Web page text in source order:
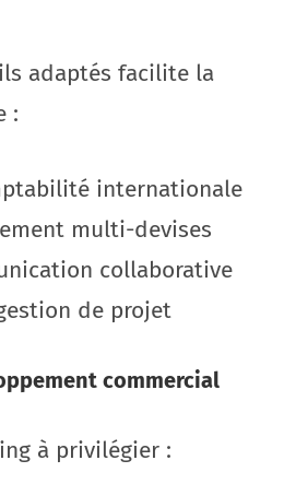
adaptés facilite la
:
internationale
multi-devises
collaborative
de projet
commercial
à privilégier :